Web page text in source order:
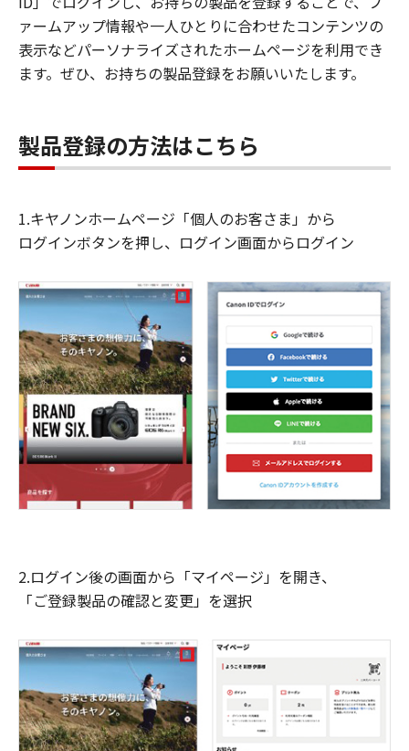
ァームアップ情報や一人ひとりに合わせたコンテンツの
表示などパーソナライズされたホームページを利用でき
ます。ぜひ、お持ちの製品登録をお願いいたします。
製品登録の方法はこちら
1.キヤノンホームページ「個人のお客さま」から
ログインボタンを押し、ログイン画面からログイン
2.ログイン後の画面から「マイページ」を開き、
「ご登録製品の確認と変更」を選択